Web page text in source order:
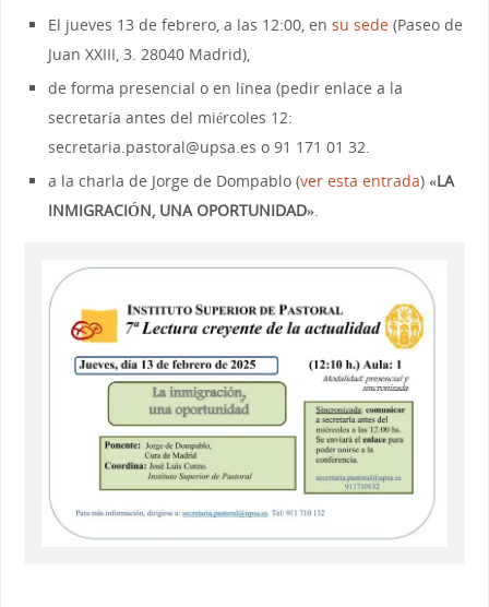
El jueves 13 de febrero, a las 12:00, ensu sede (Paseo de
Juan XXIII, 3. 28040 Madrid),
de forma presencial o en línea (pedir enlace a la
secretaría antes del miércoles 12:
secretaria.pastoral@upsa.es o 91 171 01 32.
a la charla de Jorge de Dompablo (ver esta entrada)«LA
INMIGRACIÓN, UNA OPORTUNIDAD».